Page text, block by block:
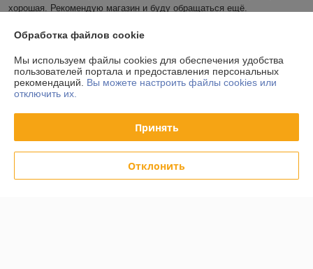
хорошая. Рекомендую магазин и буду обращаться ещё.
Сделка подтверждена через корзину
Показать все отзывы
О нас
Контакты
Доставка и оплата
Обработка файлов cookie
Мы используем файлы cookies для обеспечения удобства
пользователей портала и предоставления персональных
рекомендаций. Вы можете настроить файлы cookies или
отключить их.
Принять
Отклонить